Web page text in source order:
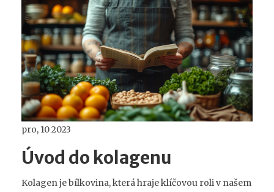
pro, 10 2023
Úvod do kolagenu
Kolagen je bílkovina, která hraje klíčovou roli v našem